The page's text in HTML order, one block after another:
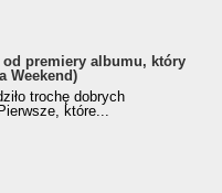
od premiery albumu, który
Weekend)
trochę dobrych
które...